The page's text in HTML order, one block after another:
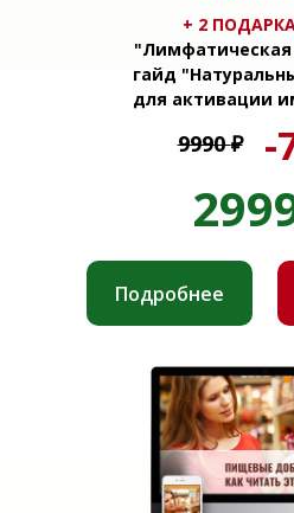
Подробнее
+ 2
гайд
для активации
-
9990₽